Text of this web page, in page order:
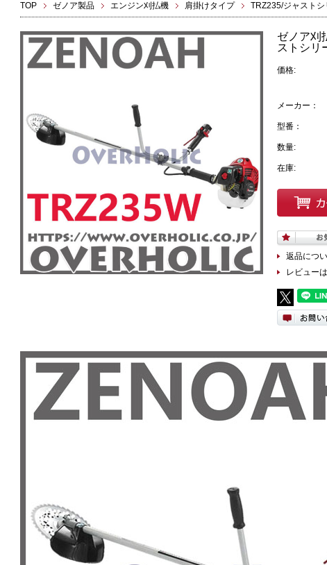
TOP ゼノア製品 エンジン刈払機 肩掛けタイプ TRZ235/ジャストシ
ゼノア刈
ストシリ
価格:
メーカー：
型番：
数量:
在庫:
返品につ
レビュー